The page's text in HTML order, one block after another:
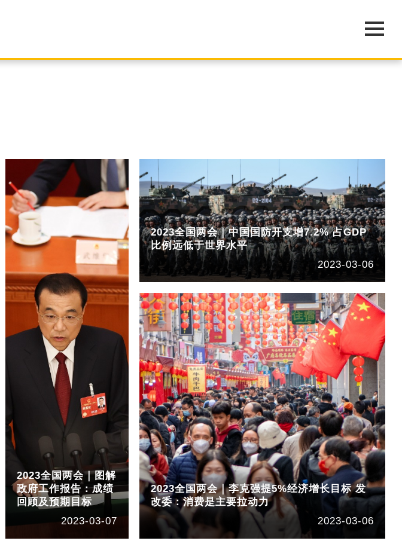
2023全国两会｜图解
政府工作报告：成绩
回顾及预期目标
2023-03-07
2023全国两会｜中国国防开支增7.2% 占GDP
比例远低于世界水平
2023-03-06
2023全国两会｜李克强提5%经济增长目标 发
改委：消费是主要拉动力
2023-03-06